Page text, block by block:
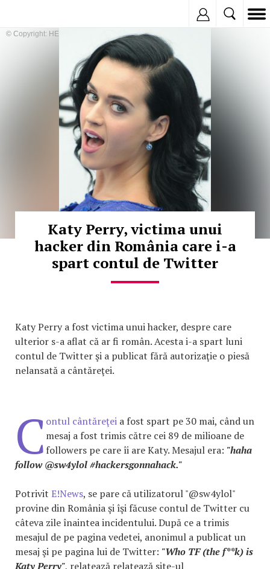
© Copyright: HEPTA
Katy Perry, victima unui
hacker din România care i-a
spart contul de Twitter
Katy Perry a fost victima unui hacker, despre care
ulterior s-a aflat că ar fi român. Acesta i-a spart luni
contul de Twitter şi a publicat fără autorizaţie o piesă
nelansată a cântăreţei.
C ontul cântăreţei a fost spart pe 30 mai, când un
mesaj a fost trimis către cei 89 de milioane de
followers pe care îi are Katy. Mesajul era: "haha
follow @sw4ylol #hackersgonnahack."
Potrivit E!News, se pare că utilizatorul "@sw4ylol"
provine din România şi îşi făcuse contul de Twitter cu
câteva zile înaintea incidentului. După ce a trimis
mesajul de pe pagina vedetei, anonimul a publicat un
mesaj şi pe pagina lui de Twitter: "Who TF (the f**k) is
Katy Perry", relatează relatează site-ul